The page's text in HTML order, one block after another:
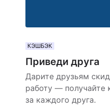
КЭШБЭК
Приведи друга
Дарите друзьям
работу — получайте
за каждого друга.